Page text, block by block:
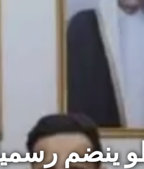
ينضم رسمياً